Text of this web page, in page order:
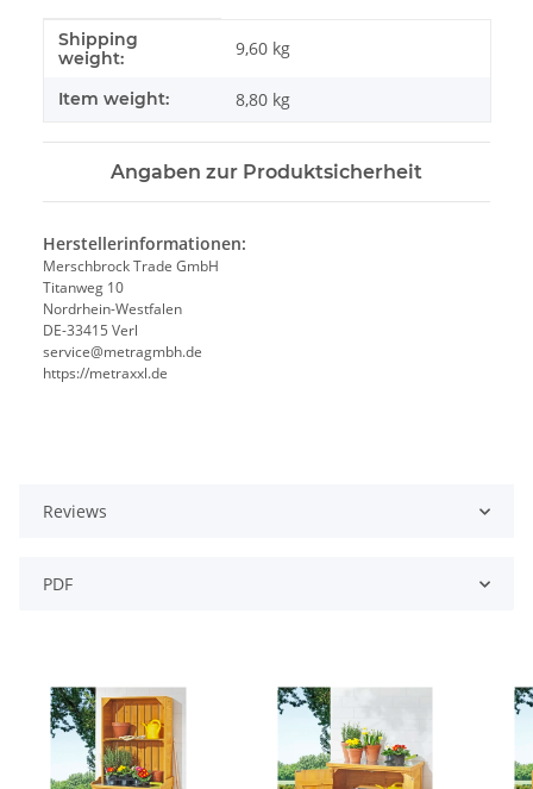
#productDetails.itemInformation#
#productDetails.itemValue#
Shipping
weight:
9,60 kg
Item weight: 8,80 kg
Angaben zur Produktsicherheit
Herstellerinformationen:
Merschbrock Trade GmbH
Titanweg 10
Nordrhein-Westfalen
DE-33415 Verl
service@metragmbh.de
https://metraxxl.de
Reviews
PDF